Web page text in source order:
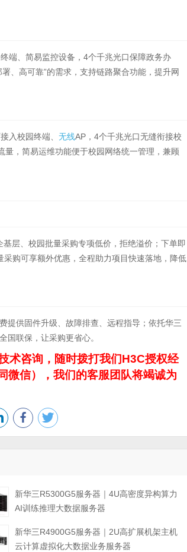
端、简易监控设备，4个千兆光口保障政务办
、高可靠”的需求，支持链路聚合功能，提升网
入校园终端、无线AP，4个千兆光口无缝衔接校
量，简易运维功能便于校园网络统一管理，兼顾
基层、校园批量采购专项低价，拒绝溢价；下单即
购可享额外优惠，全程助力项目快速落地，降低
提供固件升级、故障排查、远程指导；依托华三
国联保，让采购更省心。
术咨询，随时拨打我们H3C授权经
信），我们的客服团队将竭诚为
新华三R5300G5服务器｜4U高密度异构算力
AI训练推理大数据服务器
新华三R4900G5服务器｜2U高扩展机架主机
云计算虚拟化大数据业务服务器